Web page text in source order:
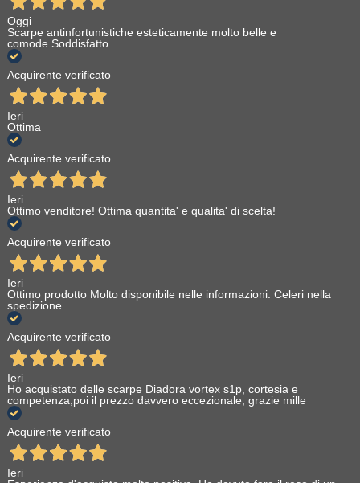
Oggi
Scarpe antinfortunistiche esteticamente molto belle e
comode.Soddisfatto
Acquirente verificato
Ieri
Ottima
Acquirente verificato
Ieri
Ottimo venditore! Ottima quantita' e qualita' di scelta!
Acquirente verificato
Ieri
Ottimo prodotto Molto disponibile nelle informazioni. Celeri nella
spedizione
Acquirente verificato
Ieri
Ho acquistato delle scarpe Diadora vortex s1p, cortesia e
competenza,poi il prezzo davvero eccezionale, grazie mille
Acquirente verificato
Ieri